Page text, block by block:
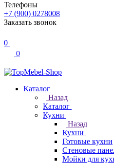
Телефоны
+7 (900) 0278008
Заказать звонок
0
0
Каталог
Назад
Каталог
Кухни
Назад
Кухни
Готовые кухни
Стеновые
Мойки для